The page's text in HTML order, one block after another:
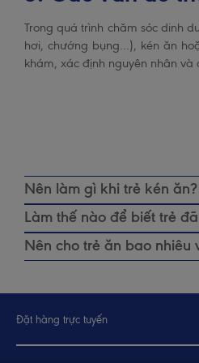
Trong quá trình chăm sóc dinh
hơi, chướng bụng…), kén ăn
khám, xác định nguyên nhân
Nên làm gì khi trẻ kén ăn?
Để cải thiện tình trạng kén ăn
lập lịch trình bữa ăn cố định.
quen thuộc. Cha mẹ nên
tò mò. Cuối cùng, hãy luôn
ăn uống tích cực.
Làm thế nào để biết trẻ
Theo UNICEF, cha mẹ nên
phối hợp tốt giữa mắt, tay và
khi thấy người lớn đang ăn.
Nên cho trẻ ăn bao
Khi mới bắt đầu lúc 6 tháng
lớn dần (từ 9-12 tháng), bạn
Đặt hàng trực tuyến